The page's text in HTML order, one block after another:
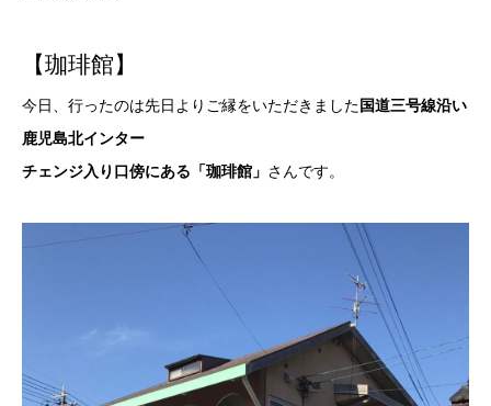
【珈琲館】
今日、行ったのは先日よりご縁をいただきました 国道三号線沿い
鹿児島北インター
チェンジ入り口傍にある「珈琲館」 さんです。